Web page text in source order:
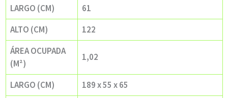
LARGO (CM)
61
ALTO (CM)
122
ÁREA OCUPADA
(M²)
1,02
LARGO (CM)
189 x 55 x 65